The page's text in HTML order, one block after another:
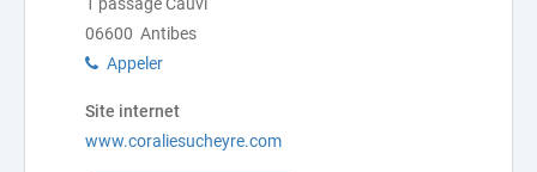
06600 Antibes
Appeler
Site internet
www.coraliesucheyre.com